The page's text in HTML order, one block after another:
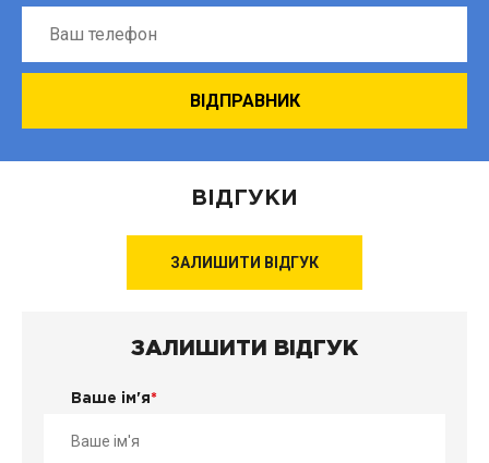
ВІДГУКИ
ЗАЛИШИТИ ВІДГУК
ЗАЛИШИТИ ВІДГУК
Ваше ім'я*